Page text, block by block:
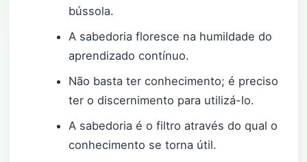
bússola.
A sabedoria floresce na humildade do
aprendizado contínuo.
Não basta ter conhecimento; é preciso
ter o discernimento para utilizá-lo.
A sabedoria é o filtro através do qual o
conhecimento se torna útil.